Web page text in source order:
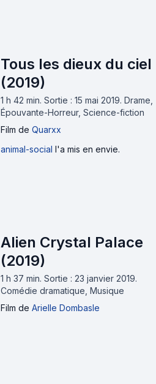
Tous les dieux du ciel
(2019)
1 h 42 min. Sortie : 15 mai 2019. Drame,
Épouvante-Horreur, Science-fiction
Film de Quarxx
animal-social l'a mis en envie.
Alien Crystal Palace
(2019)
1 h 37 min. Sortie : 23 janvier 2019.
Comédie dramatique, Musique
Film de Arielle Dombasle